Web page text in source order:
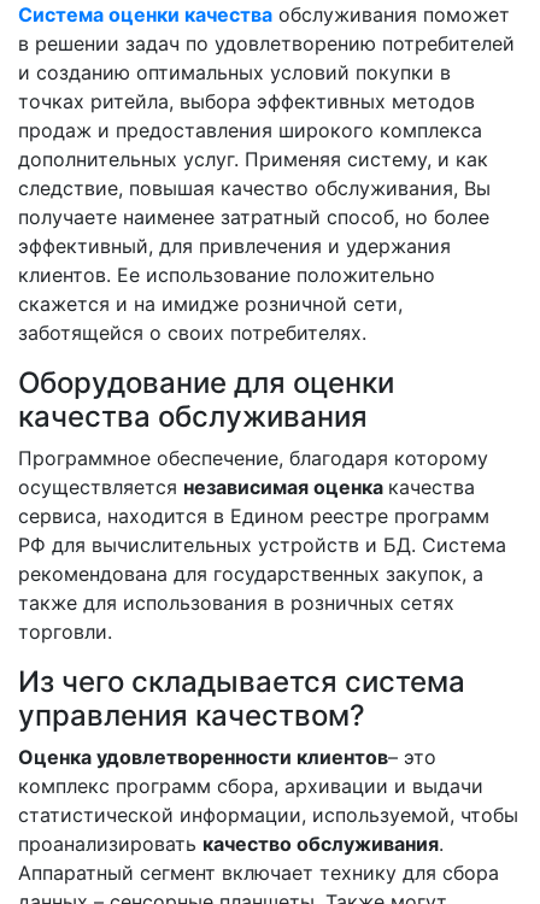
Система оценки качества обслуживания поможет
в решении задач по удовлетворению потребителей
и созданию оптимальных условий покупки в
точках ритейла, выбора эффективных методов
продаж и предоставления широкого комплекса
дополнительных услуг. Применяя систему, и как
следствие, повышая качество обслуживания, Вы
получаете наименее затратный способ, но более
эффективный, для привлечения и удержания
клиентов. Ее использование положительно
скажется и на имидже розничной сети,
заботящейся о своих потребителях.
Оборудование для оценки
качества обслуживания
Программное обеспечение, благодаря которому
осуществляется независимая оценка качества
сервиса, находится в Едином реестре программ
РФ для вычислительных устройств и БД. Система
рекомендована для государственных закупок, а
также для использования в розничных сетях
торговли.
Из чего складывается система
управления качеством?
Оценка удовлетворенности клиентов– это
комплекс программ сбора, архивации и выдачи
статистической информации, используемой, чтобы
проанализировать качество обслуживания.
Аппаратный сегмент включает технику для сбора